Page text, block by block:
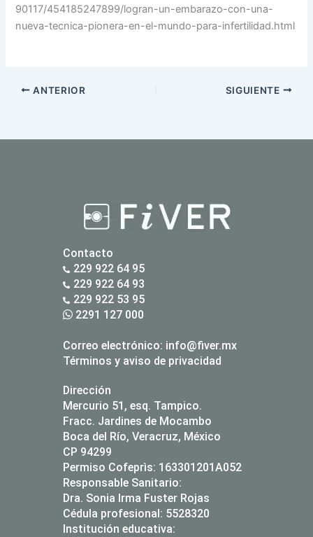
90117/454185247899/logran-un-embarazo-con-una-
nueva-tecnica-pionera-en-el-mundo-para-infertilidad.html
ANTERIOR SIGUIENTE
Contacto
229 922 64 95
229 922 64 93
229 922 53 95
2291 127 000
Correo electrónico: info@fiver.mx
Términos y aviso de privacidad
Dirección
Mercurio 51, esq. Tampico.
Fracc. Jardines de Mocambo
Boca del Río, Veracruz, México
CP 94299
Permiso Cofeprìs: 163301201A052
Responsable Sanitario:
Dra. Sonia Irma Fuster Rojas
Cédula profesional: 5528320
Institución educativa: